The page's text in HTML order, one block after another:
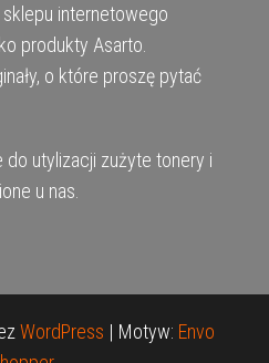
internetowego
produkty Asarto.
o które proszę pytać
do utylizacji zużyte tonery i
u nas.
WordPress | Motyw: Envo